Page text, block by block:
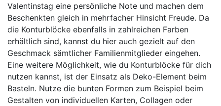
Valentinstag eine persönliche Note und machen dem
Beschenkten gleich in mehrfacher Hinsicht Freude. Da
die Konturblöcke ebenfalls in zahlreichen Farben
erhältlich sind, kannst du hier auch gezielt auf den
Geschmack sämtlicher Familienmitglieder eingehen.
Eine weitere Möglichkeit, wie du Konturblöcke für dich
nutzen kannst, ist der Einsatz als Deko-Element beim
Basteln. Nutze die bunten Formen zum Beispiel beim
Gestalten von individuellen Karten, Collagen oder